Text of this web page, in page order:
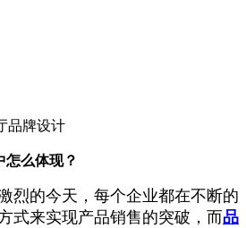
品牌设计
怎么体现？
烈的今天，每个企业都在不断的
式来实现产品销售的突破，而品